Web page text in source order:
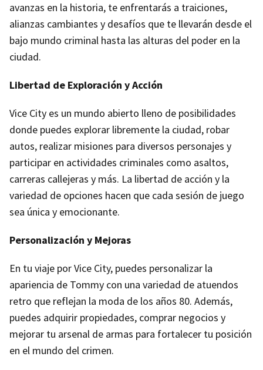
avanzas en la historia, te enfrentarás a traiciones,
alianzas cambiantes y desafíos que te llevarán desde el
bajo mundo criminal hasta las alturas del poder en la
ciudad.
Libertad de Exploración y Acción
Vice City es un mundo abierto lleno de posibilidades
donde puedes explorar libremente la ciudad, robar
autos, realizar misiones para diversos personajes y
participar en actividades criminales como asaltos,
carreras callejeras y más. La libertad de acción y la
variedad de opciones hacen que cada sesión de juego
sea única y emocionante.
Personalización y Mejoras
En tu viaje por Vice City, puedes personalizar la
apariencia de Tommy con una variedad de atuendos
retro que reflejan la moda de los años 80. Además,
puedes adquirir propiedades, comprar negocios y
mejorar tu arsenal de armas para fortalecer tu posición
en el mundo del crimen.